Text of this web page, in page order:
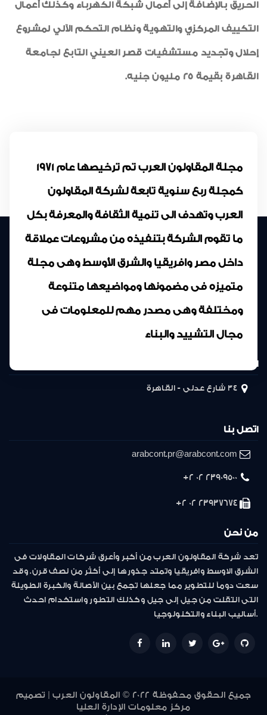
الحريق بالإضافة إلى أعمال شبكة الكهرباء وكذلك أعمال
التكييف المركزي والتهوية ونظام التحكم الآلي لمشروع
إحلال وتجديد مستشفيات قصر العيني التابع لجامعة
القاهرة بقيمة 25 مليون جنيه.
مجلة المقاولون العرب تم ترخيصها عام 1971
كمجلة ربع سنوية تابعة لشركة المقاولون
العرب وتهدف الى تنمية الثقافة والمعرفة بكل
ما تقوم الشركة بتنفيذه من مشروعات عملاقة
داخل مصر وافريقيا والشرق الأوسط وهى مجلة
متميزه فى مضمونها ومواضيعها متنوعة
ومختلفة وهى مصدر مهم للمعلومات فى
مجال التشييد والبناء
34 شارع عدلى - القاهرة
اتصل بنا
arabcont.pr@arabcont.com
23909500 02 2+
23937674 02 2+
من نحن
تعد شركة المقاولون العرب من أكبر وأعرق شركات المقاولات فى
الشرق الاوسط وافريقيا وتمتد جذورها إلى أكثر من نصف قرن. وقد
سعت دوماً للتطوير مما جعلها تجمع بين الأصالة والخبرة الطويلة
التى انتقلت من جيل إلى جيل وكذلك التطور واستخدام احدث
أساليب البناء والتكنولوجيا.
جميع الحقوق محفوظة 2022 © المقاولون العرب | تصميم
مركز معلومات الإدارة العليا